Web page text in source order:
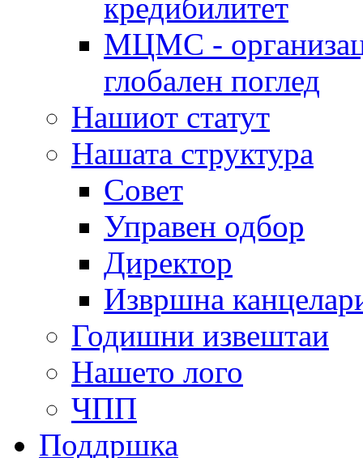
кредибилитет
МЦМС -
глобален поглед
Нашиот статут
Нашата структура
Совет
Управен одбор
Директор
Извршна
Годишни извештаи
Нашето лого
ЧПП
Поддршка